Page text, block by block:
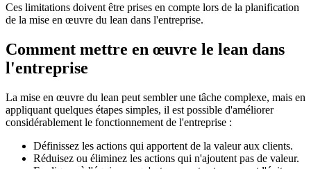
Ces limitations doivent être prises en compte lors de la planification
de la mise en œuvre du lean dans l'entreprise.
Comment mettre en œuvre le lean dans
l'entreprise
La mise en œuvre du lean peut sembler une tâche complexe, mais en
appliquant quelques étapes simples, il est possible d'améliorer
considérablement le fonctionnement de l'entreprise :
Définissez les actions qui apportent de la valeur aux clients.
Réduisez ou éliminez les actions qui n'ajoutent pas de valeur.